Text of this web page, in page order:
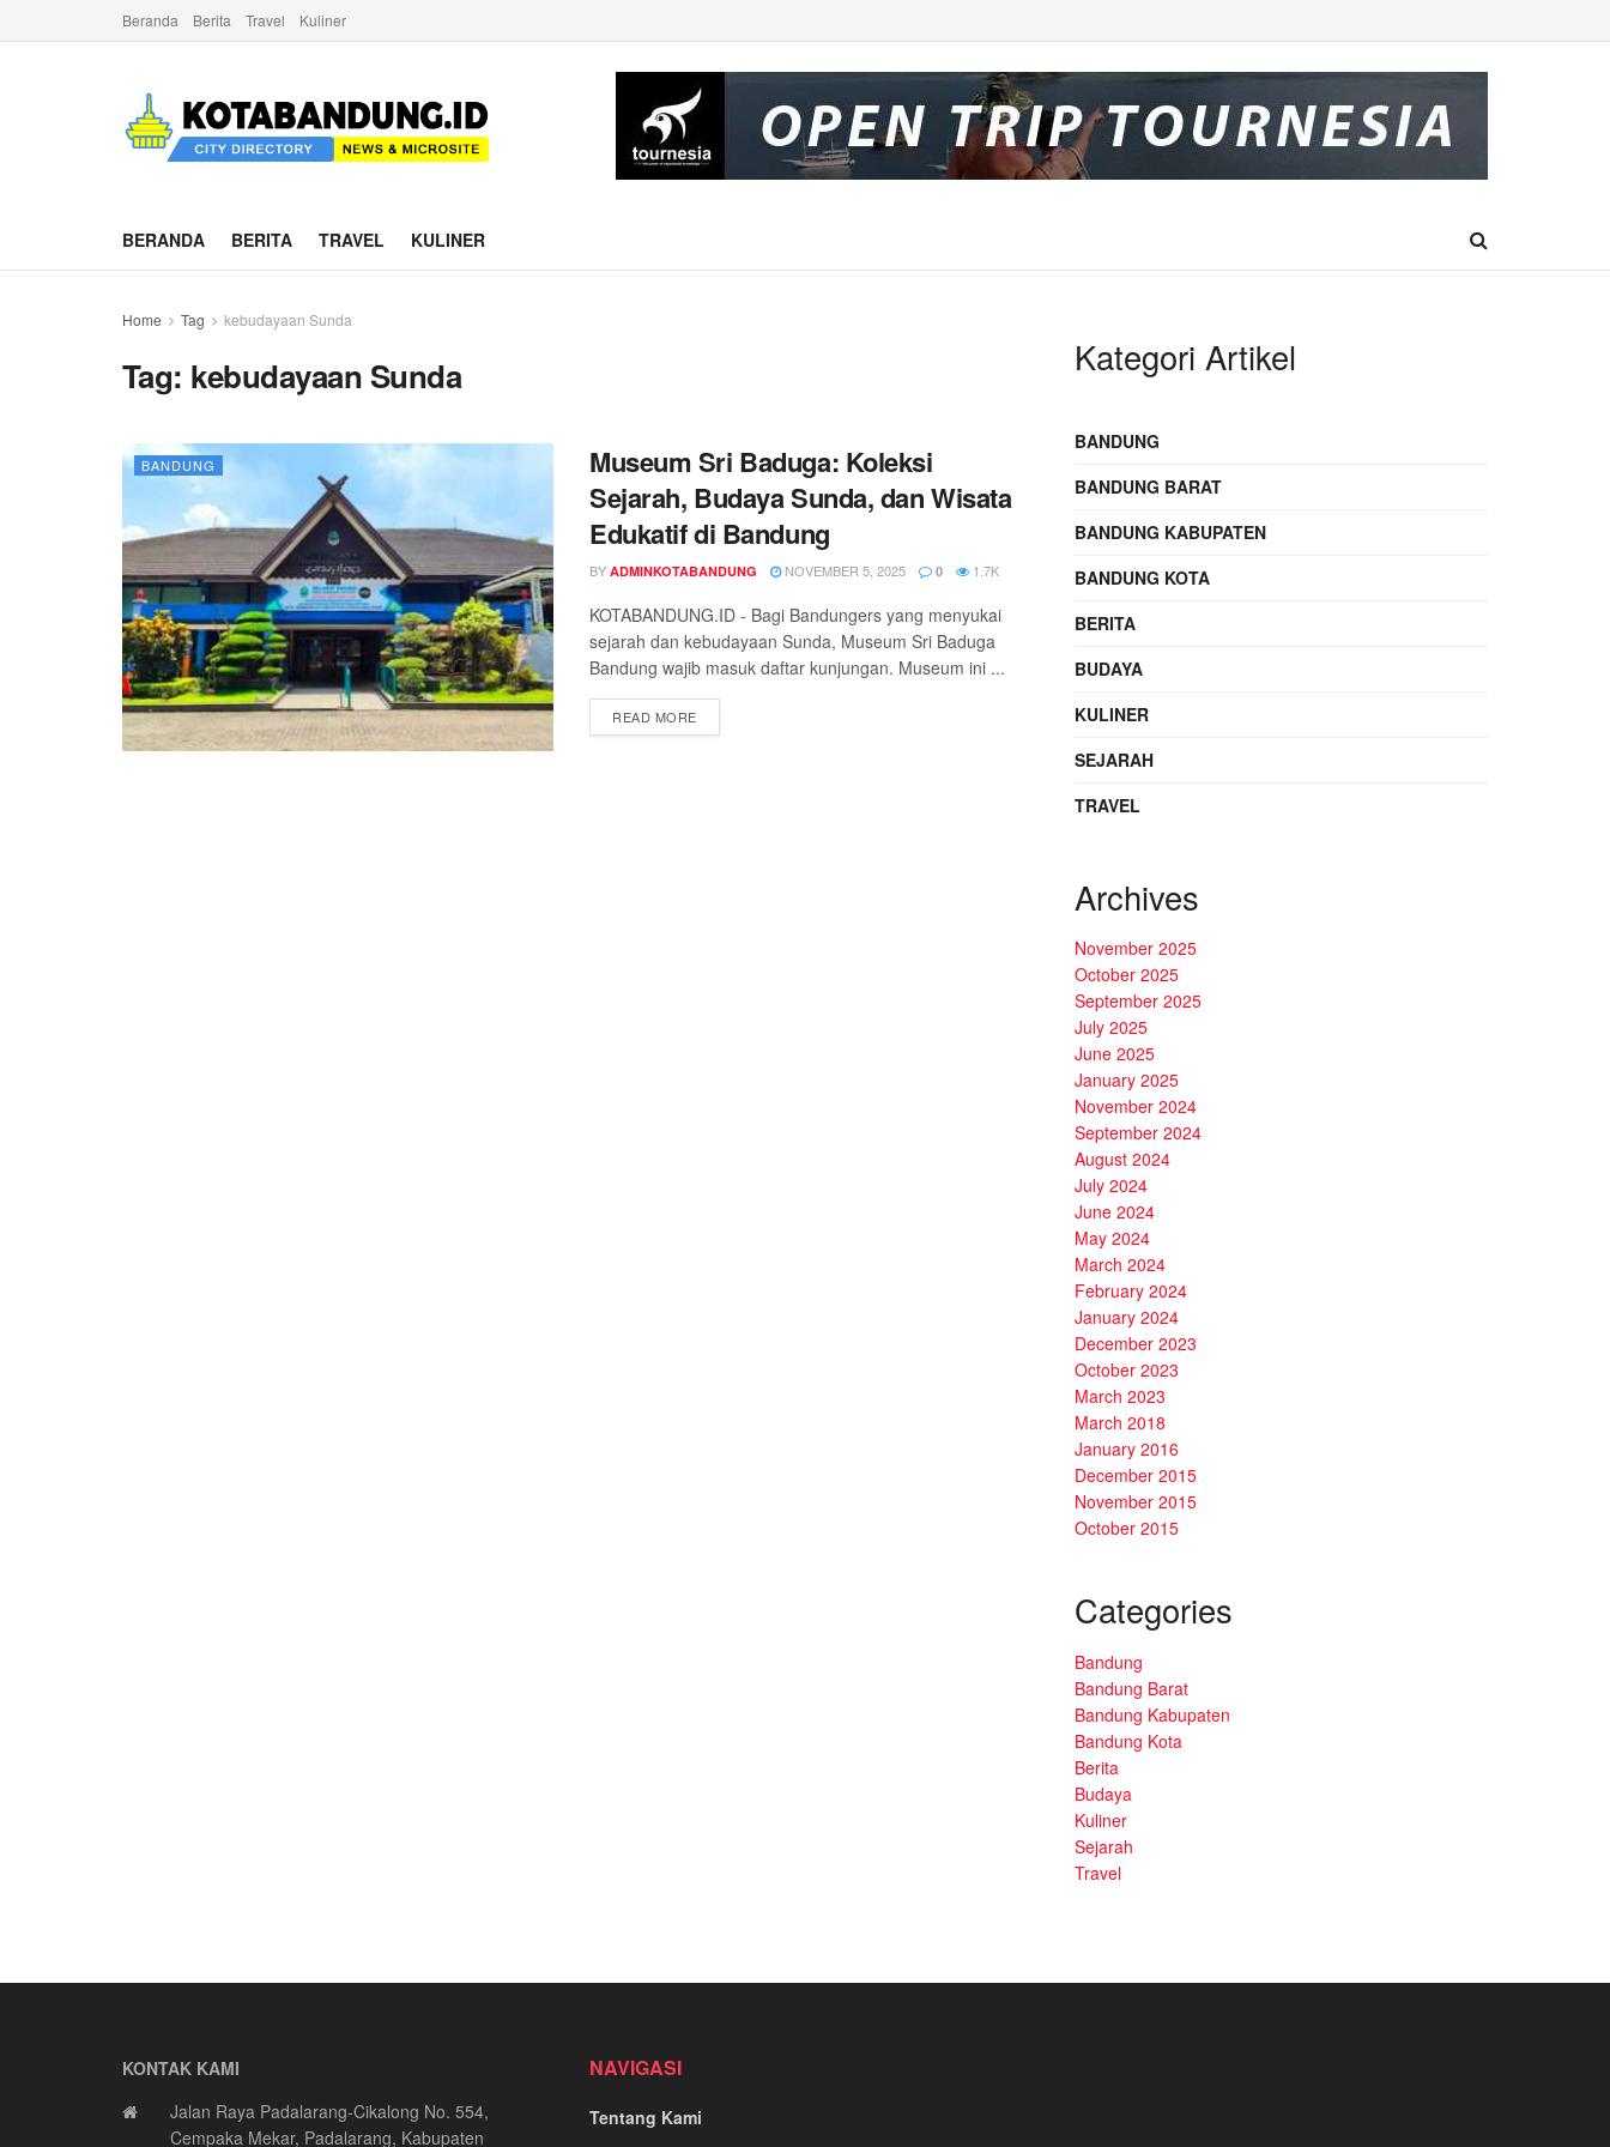
Beranda Berita Travel Kuliner
BERANDA BERITA TRAVEL KULINER
Home Tag kebudayaan Sunda
Tag: kebudayaan Sunda
BANDUNG
Museum Sri Baduga: Koleksi
Sejarah, Budaya Sunda, dan Wisata
Edukatif di Bandung
BY ADMINKOTABANDUNG NOVEMBER 5, 2025 0 1.7K
KOTABANDUNG.ID - Bagi Bandungers yang menyukai
sejarah dan kebudayaan Sunda, Museum Sri Baduga
Bandung wajib masuk daftar kunjungan. Museum ini ...
READ MORE
Kategori Artikel
BANDUNG
BANDUNG BARAT
BANDUNG KABUPATEN
BANDUNG KOTA
BERITA
BUDAYA
KULINER
SEJARAH
TRAVEL
Archives
November 2025
October 2025
September 2025
July 2025
June 2025
January 2025
November 2024
September 2024
August 2024
July 2024
June 2024
May 2024
March 2024
February 2024
January 2024
December 2023
October 2023
March 2023
March 2018
January 2016
December 2015
November 2015
October 2015
Categories
Bandung
Bandung Barat
Bandung Kabupaten
Bandung Kota
Berita
Budaya
Kuliner
Sejarah
Travel
KONTAK KAMI
Jalan Raya Padalarang-Cikalong No. 554,
Cempaka Mekar, Padalarang, Kabupaten
NAVIGASI
Tentang Kami